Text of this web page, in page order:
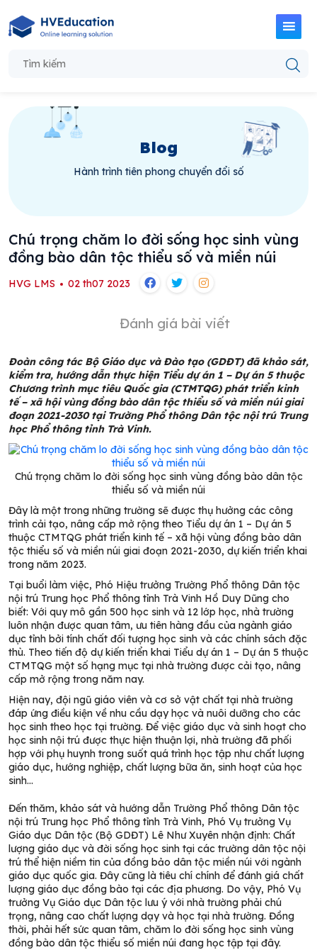
Blog
Hành trình tiên phong chuyển đổi số
Chú trọng chăm lo đời sống học sinh vùng
đồng bào dân tộc thiểu số và miền núi
HVG LMS 02 th07 2023
Đánh giá bài viết
Đoàn công tác Bộ Giáo dục và Đào tạo (GDĐT) đã khảo sát,
kiểm tra, hướng dẫn thực hiện Tiểu dự án 1 – Dự án 5 thuộc
Chương trình mục tiêu Quốc gia (CTMTQG) phát triển kinh
tế – xã hội vùng đồng bào dân tộc thiểu số và miền núi giai
đoạn 2021-2030 tại Trường Phổ thông Dân tộc nội trú Trung
học Phổ thông tỉnh Trà Vinh.
Chú trọng chăm lo đời sống học sinh vùng đồng bào dân tộc
thiểu số và miền núi
Đây là một trong những trường sẽ được thụ hưởng các công
trình cải tạo, nâng cấp mở rộng theo Tiểu dự án 1 – Dự án 5
thuộc CTMTQG phát triển kinh tế – xã hội vùng đồng bào dân
tộc thiểu số và miền núi giai đoạn 2021-2030, dự kiến triển khai
trong năm 2023.
Tại buổi làm việc, Phó Hiệu trưởng Trường Phổ thông Dân tộc
nội trú Trung học Phổ thông tỉnh Trà Vinh Hồ Duy Dũng cho
biết: Với quy mô gần 500 học sinh và 12 lớp học, nhà trường
luôn nhận được quan tâm, ưu tiên hàng đầu của ngành giáo
dục tỉnh bởi tính chất đối tượng học sinh và các chính sách đặc
thù. Theo tiến độ dự kiến triển khai Tiểu dự án 1 – Dự án 5 thuộc
CTMTQG một số hạng mục tại nhà trường được cải tạo, nâng
cấp mở rộng trong năm nay.
Hiện nay, đội ngũ giáo viên và cơ sở vật chất tại nhà trường
đáp ứng điều kiện về nhu cầu dạy học và nuôi dưỡng cho các
học sinh theo học tại trường. Để việc giáo dục và sinh hoạt cho
học sinh nội trú được thực hiện thuận lợi, nhà trường đã phối
hợp với phụ huynh trong suốt quá trình học tập như chất lượng
giáo dục, hướng nghiệp, chất lượng bữa ăn, sinh hoạt của học
sinh…
Đến thăm, khảo sát và hướng dẫn Trường Phổ thông Dân tộc
nội trú Trung học Phổ thông tỉnh Trà Vinh, Phó Vụ trưởng Vụ
Giáo dục Dân tộc (Bộ GDĐT) Lê Như Xuyên nhận định: Chất
lượng giáo dục và đời sống học sinh tại các trường dân tộc nội
trú thể hiện niềm tin của đồng bảo dân tộc miền núi với ngành
giáo dục quốc gia. Đây cũng là tiêu chí chính để đánh giá chất
lượng giáo dục đồng bào tại các địa phương. Do vậy, Phó Vụ
trưởng Vụ Giáo dục Dân tộc lưu ý với nhà trường phải chú
trọng, nâng cao chất lượng dạy và học tại nhà trường. Đồng
thời, phải hết sức quan tâm, chăm lo đời sống học sinh vùng
đồng bào dân tộc thiểu số miền núi đang học tập tại đây.